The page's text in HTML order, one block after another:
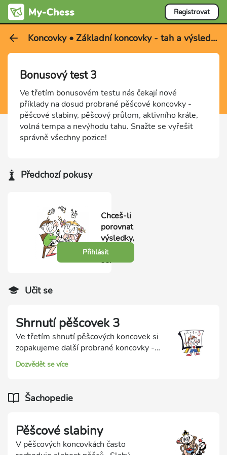
Registrovat
Koncovky • Základní koncovky - tah a výsledek
Bonusový test 3
Ve třetím bonusovém testu nás čekají nové
příklady na dosud probrané pěšcové koncovky -
pěšcové slabiny, pěšcový průlom, aktivního krále,
volná tempa a nevýhodu tahu. Snažte se vyřešit
správně všechny pozice!
Předchozí pokusy
Chceš-li
porovnat
výsledky,
přihlas
se.
Přihlásit
Učit se
Shrnutí pěšcovek 3
Ve třetím shnutí pěšcových koncovek si
zopakujeme další probrané koncovky -
pěšcové slabiny, pěšcový průlom,
aktivního krále, volná tempa a nevýhodu
Dozvědět se více
Šachopedie
Pěšcové slabiny
V pěšcových koncovkách často